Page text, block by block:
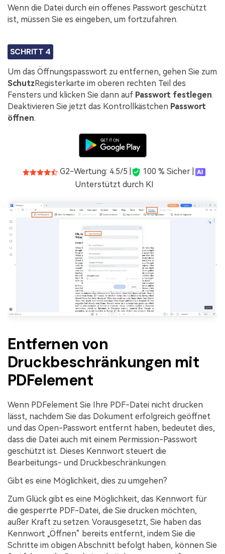
Wenn die Datei durch ein offenes Passwort geschützt
ist, müssen Sie es eingeben, um fortzufahren.
SCHRITT 4
Um das Öffnungspasswort zu entfernen, gehen Sie zum
SchutzRegisterkarte im oberen rechten Teil des
Fensters und klicken Sie dann auf Passwort festlegen.
Deaktivieren Sie jetzt das Kontrollkästchen Passwort
öffnen.
G2-Wertung: 4.5/5 |
100 % Sicher |
Unterstützt durch KI
Entfernen von
Druckbeschränkungen mit
PDFelement
Wenn PDFelement Sie Ihre PDF-Datei nicht drucken
lässt, nachdem Sie das Dokument erfolgreich geöffnet
und das Open-Passwort entfernt haben, bedeutet dies,
dass die Datei auch mit einem Permission-Passwort
geschützt ist. Dieses Kennwort steuert die
Bearbeitungs- und Druckbeschränkungen.
Gibt es eine Möglichkeit, dies zu umgehen?
Zum Glück gibt es eine Möglichkeit, das Kennwort für
die gesperrte PDF-Datei, die Sie drucken möchten,
außer Kraft zu setzen. Vorausgesetzt, Sie haben das
Kennwort „Öffnen“ bereits entfernt, indem Sie die
Schritte im obigen Abschnitt befolgt haben, können Sie